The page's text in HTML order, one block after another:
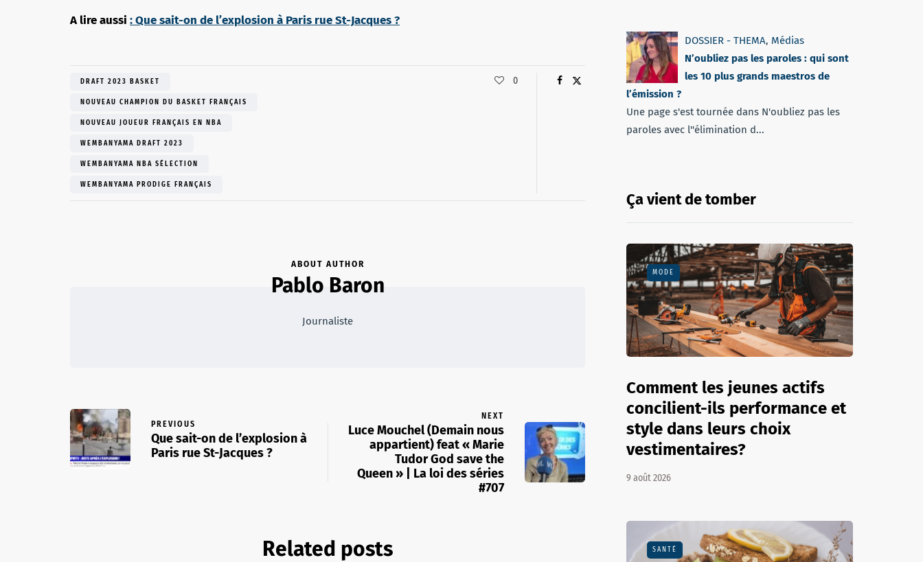
A lire aussi : Que sait-on de l’explosion à Paris rue St-Jacques ?
DRAFT 2023 BASKET
NOUVEAU CHAMPION DU BASKET FRANÇAIS
NOUVEAU JOUEUR FRANÇAIS EN NBA
WEMBANYAMA DRAFT 2023
WEMBANYAMA NBA SÉLECTION
WEMBANYAMA PRODIGE FRANÇAIS
0
ABOUT AUTHOR
Pablo Baron
Journaliste
PREVIOUS
Que sait-on de l’explosion à
Paris rue St-Jacques ?
NEXT
Luce Mouchel (Demain nous
appartient) feat « Marie
Tudor God save the
Queen » | La loi des séries
#707
Related posts
DOSSIER - THEMA, Médias
N’oubliez pas les paroles : qui sont
les 10 plus grands maestros de
l’émission ?
Une page s'est tournée dans N'oubliez pas les
paroles avec l''élimination d...
Ça vient de tomber
MODE
Comment les jeunes actifs
concilient-ils performance et
style dans leurs choix
vestimentaires?
9 août 2026
SANTÉ